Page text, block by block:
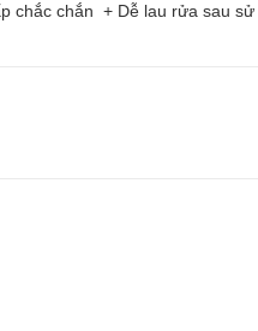
chắc chắn + Dễ lau rửa sau